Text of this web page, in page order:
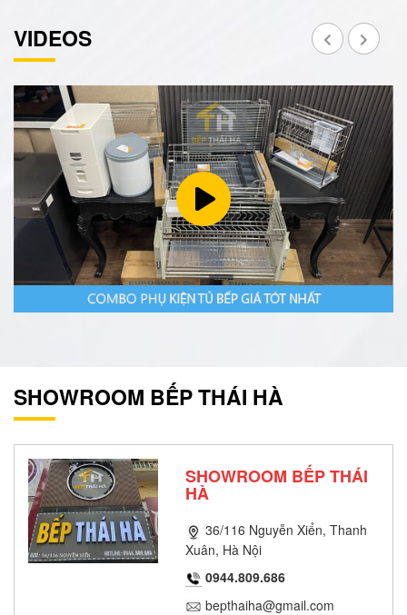
VIDEOS
SHOWROOM BẾP THÁI HÀ
SHOWROOM BẾP THÁI
HÀ
36/116 Nguyễn Xiển, Thanh
Xuân, Hà Nội
0944.809.686
bepthaiha@gmail.com